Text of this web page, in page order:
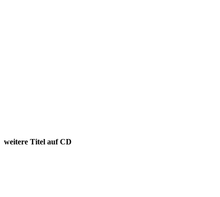
weitere Titel auf CD